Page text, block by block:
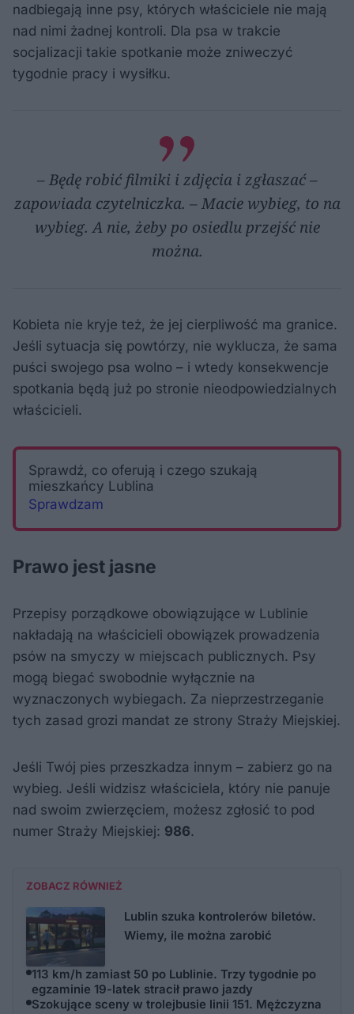
nadbiegają inne psy, których właściciele nie mają
nad nimi żadnej kontroli. Dla psa w trakcie
socjalizacji takie spotkanie może zniweczyć
tygodnie pracy i wysiłku.
– Będę robić filmiki i zdjęcia i zgłaszać –
zapowiada czytelniczka. – Macie wybieg, to na
wybieg. A nie, żeby po osiedlu przejść nie
można.
Kobieta nie kryje też, że jej cierpliwość ma granice.
Jeśli sytuacja się powtórzy, nie wyklucza, że sama
puści swojego psa wolno – i wtedy konsekwencje
spotkania będą już po stronie nieodpowiedzialnych
właścicieli.
Sprawdź, co oferują i czego szukają
mieszkańcy Lublina
Sprawdzam
Prawo jest jasne
Przepisy porządkowe obowiązujące w Lublinie
nakładają na właścicieli obowiązek prowadzenia
psów na smyczy w miejscach publicznych. Psy
mogą biegać swobodnie wyłącznie na
wyznaczonych wybiegach. Za nieprzestrzeganie
tych zasad grozi mandat ze strony Straży Miejskiej.
Jeśli Twój pies przeszkadza innym – zabierz go na
wybieg. Jeśli widzisz właściciela, który nie panuje
nad swoim zwierzęciem, możesz zgłosić to pod
numer Straży Miejskiej: 986.
ZOBACZ RÓWNIEŻ
Lublin szuka kontrolerów biletów.
Wiemy, ile można zarobić
113 km/h zamiast 50 po Lublinie. Trzy tygodnie po
egzaminie 19-latek stracił prawo jazdy
Szokujące sceny w trolejbusie linii 151. Mężczyzna